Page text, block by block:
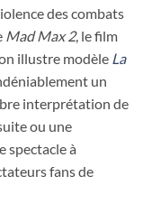
des combats
Mad Max 2, le film
illustre modèle La
un
interprétation de
ou une
spectacle à
fans de